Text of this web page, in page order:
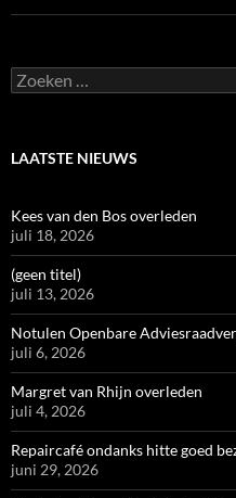
Zoeken
naar:
LAATSTE NIEUWS
Kees van den Bos overleden
juli 18, 2026
(geen titel)
juli 13, 2026
Notulen Openbare
juli 6, 2026
Margret van Rhijn overleden
juli 4, 2026
Repaircafé ondanks hitte goed
juni 29, 2026